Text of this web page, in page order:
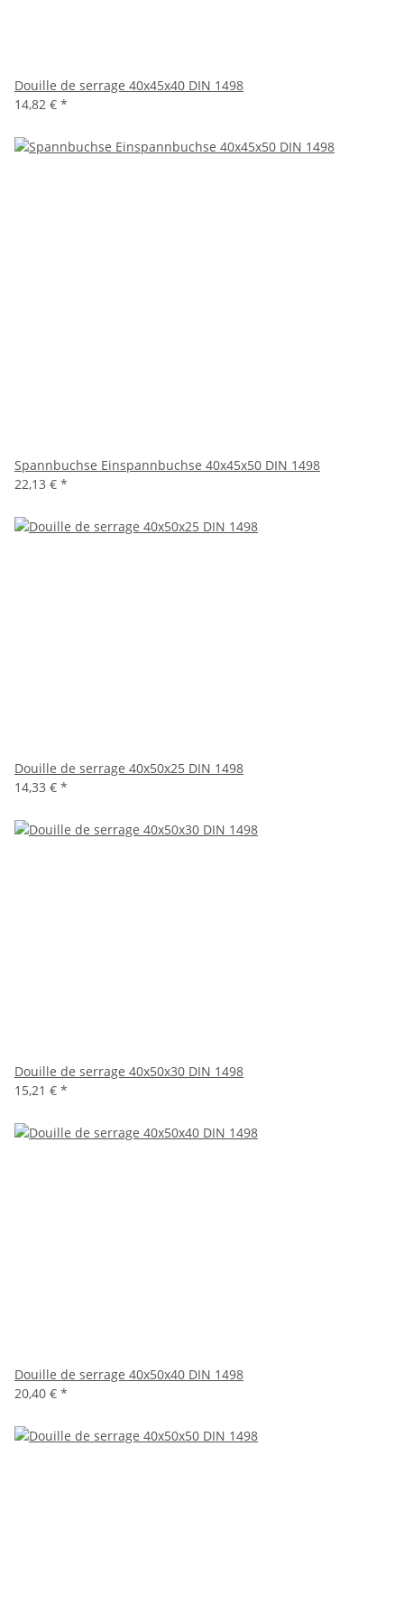
Douille de serrage 40x45x40 DIN 1498
14,82 € *
Spannbuchse Einspannbuchse 40x45x50 DIN 1498
22,13 € *
Douille de serrage 40x50x25 DIN 1498
14,33 € *
Douille de serrage 40x50x30 DIN 1498
15,21 € *
Douille de serrage 40x50x40 DIN 1498
20,40 € *